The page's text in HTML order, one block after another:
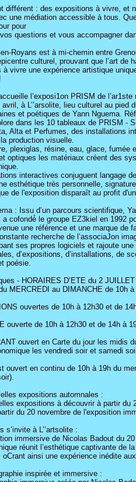
différent : des expositions à vivre, et
une médiation accessible à tous.
pour
questions et vous accompagner
Royans est à mi-chemin entre
culturel, prouvant que l’art de
vivre une expérience artistique
accueille l’exposi1on PRISM de
avril, à L’’arsolite, lieu culturel au
et poétiques de Yann Nguema.
dans les 10 tableaux de PRISM -
Alta et Perfumes, des installations
la production visuelle.
plexiglas, résine, eau, glace, fumée
optiques les matériaux créent des
interactives conjuguent langage
esthétique très personnelle,
de l'exposition disparaît au profit
: Issu d’un parcours scientifique,
a cofondé́ le groupe EZ3kiel en 1992
une référence et une marque de
recherche de l’associaJon
ses propres logiciels et rajoute
d’expositions, d’installations, de
poésie.
- HORAIRES D’ETE du 2
MERCREDI au DIMANCHE de 10h
ouvertes de 10h à 12h30 et de
ouverte de 10h à 12h30 et de 14h à
ouvert en Carte du jour les midis
les vendredi soir et samedi
ouvert en continu de 10h à 19h du
expositions automnales :
expositions à découvrir à partir
du 20 novembre de l'exposition
s’invite à L’’artsolite :
immersive de Nicolas Badout du
réunit l’esthétique captivante de
oCrant ainsi une expérience inédite
inspirée et immersive :